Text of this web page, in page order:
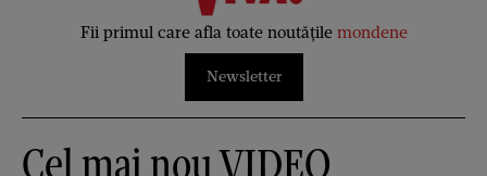
Fii primul care afla toate noutățile mondene
Newsletter
Cel mai nou VIDEO